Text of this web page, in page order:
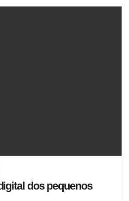
dos pequenos